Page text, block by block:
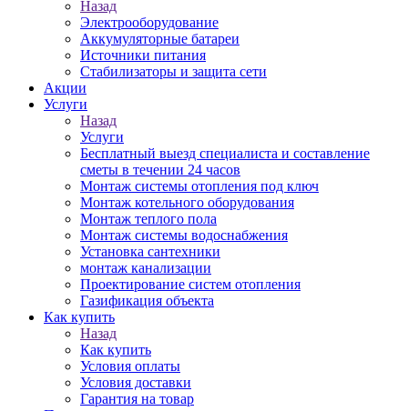
Назад
Электрооборудование
Аккумуляторные батареи
Источники питания
Стабилизаторы и защита сети
Акции
Услуги
Назад
Услуги
Бесплатный выезд специалиста и составление
сметы в течении 24 часов
Монтаж системы отопления под ключ
Монтаж котельного оборудования
Монтаж теплого пола
Монтаж системы водоснабжения
Установка сантехники
монтаж канализации
Проектирование систем отопления
Газификация объекта
Как купить
Назад
Как купить
Условия оплаты
Условия доставки
Гарантия на товар